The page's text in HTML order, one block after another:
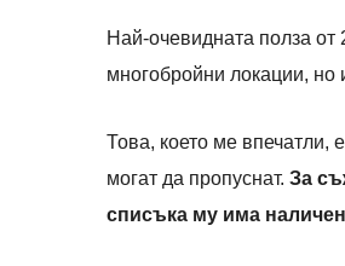
Най-очевидната полза от
многобройни локации, но
Това, което ме впечатли,
могат да пропуснат. За
списъка му има